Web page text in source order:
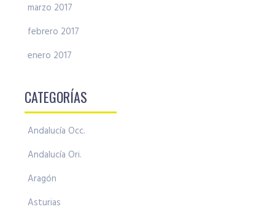
marzo 2017
febrero 2017
enero 2017
CATEGORÍAS
Andalucía Occ.
Andalucía Ori.
Aragón
Asturias